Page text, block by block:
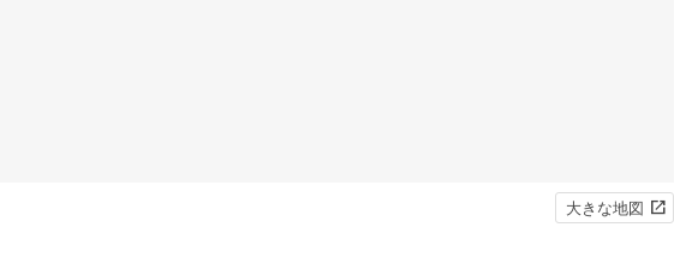
大きな地図